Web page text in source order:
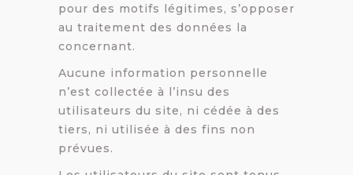
pour des motifs légitimes, s’opposer
au traitement des données la
concernant.
Aucune information personnelle
n’est collectée à l’insu des
utilisateurs du site, ni cédée à des
tiers, ni utilisée à des fins non
prévues.